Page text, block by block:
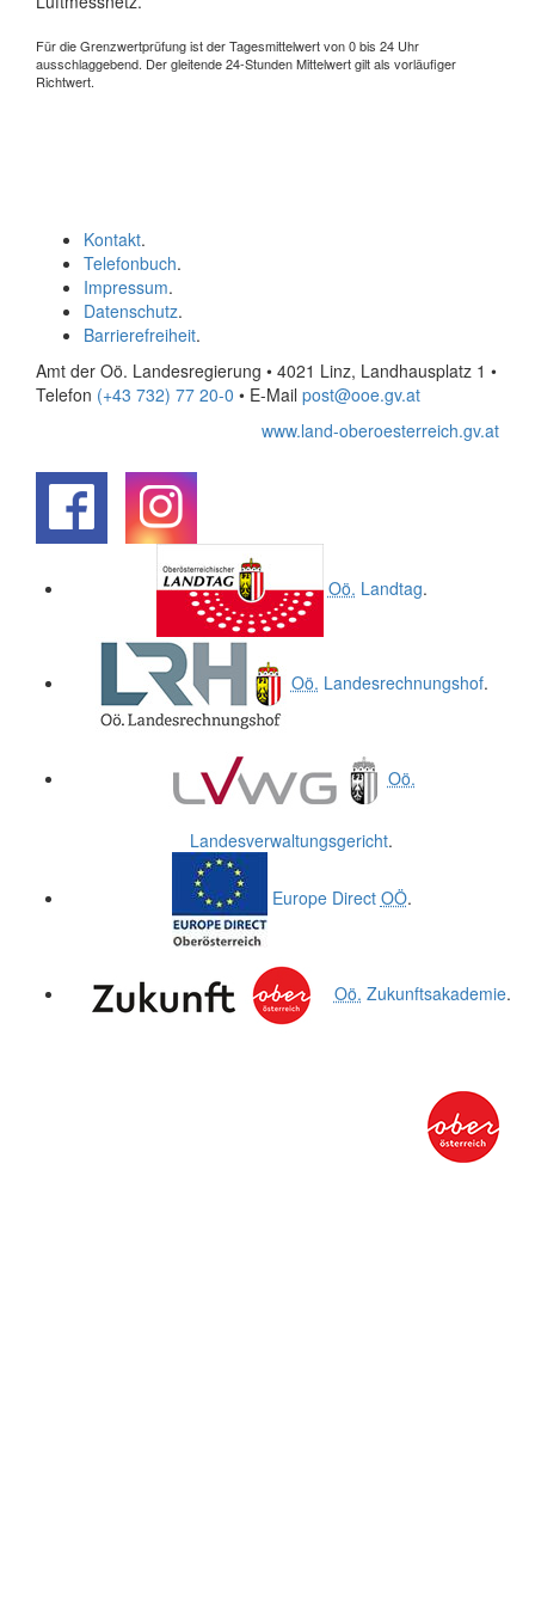
Für die Grenzwertprüfung ist der Tagesmittelwert von 0 bis 24 Uhr
ausschlaggebend. Der gleitende 24-Stunden Mittelwert gilt als vorläufiger
Richtwert.
Kontakt.
Telefonbuch.
Impressum.
Datenschutz.
Barrierefreiheit.
Amt der Oö. Landesregierung • 4021 Linz, Landhausplatz 1 •
Telefon (+43 732) 77 20-0 • E-Mail post@ooe.gv.at
www.land-oberoesterreich.gv.at
Oö. Landtag.
Oö. Landesrechnungshof.
Oö.
Landesverwaltungsgericht.
Europe Direct OÖ.
Oö. Zukunftsakademie.